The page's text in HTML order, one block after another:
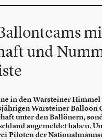
und
in den Warsteiner Himmel
Warsteiner Balloon
unter den Ballönern,
angemeldet haben.
Piloten der